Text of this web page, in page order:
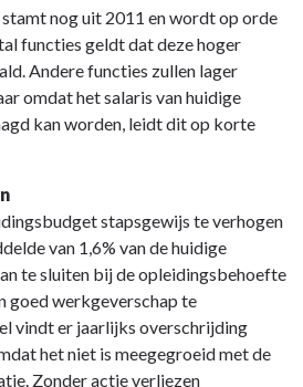
nog uit 2011 en wordt op orde
functies geldt dat deze hoger
Andere functies zullen lager
omdat het salaris van huidige
kan worden, leidt dit op korte
stapsgewijs te verhogen
van 1,6% van de huidige
te sluiten bij de opleidingsbehoefte
goed werkgeverschap te
vindt er jaarlijks overschrijding
het niet is meegegroeid met de
Zonder actie verliezen